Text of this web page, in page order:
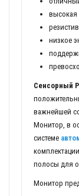
высокая
низкое
Сенсорный
важнейшей
Монитор, в
системе
полосы для
Монитор